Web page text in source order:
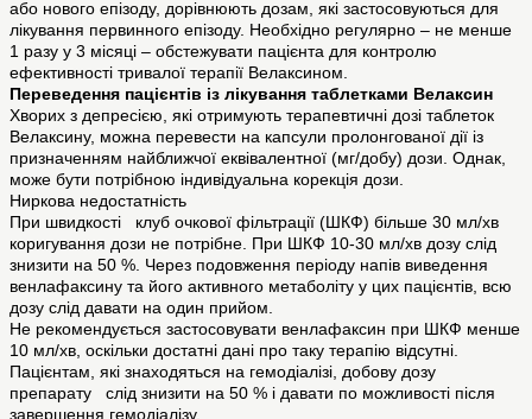
або нового епізоду, дорівнюють дозам, які застосовуються для
лікування первинного епізоду. Необхідно регулярно – не менше
1 разу у 3 місяці – обстежувати пацієнта для контролю
ефективності тривалої терапії Велаксином.
Переведення пацієнтів із лікування таблетками Велаксин
Хворих з депресією, які отримують терапевтичні дозі таблеток
Велаксину, можна перевести на капсули пролонгованої дії із
призначенням найближчої еквівалентної (мг/добу) дози. Однак,
може бути потрібною індивідуальна корекція дози.
Ниркова недостатність
При швидкості клуб очкової фільтрації (ШКФ) більше 30 мл/хв
коригування дози не потрібне. При ШКФ 10-30 мл/хв дозу слід
знизити на 50 %. Через подовження періоду напів виведення
венлафаксину та його активного метаболіту у цих пацієнтів, всю
дозу слід давати на один прийом.
Не рекомендується застосовувати венлафаксин при ШКФ менше
10 мл/хв, оскільки достатні дані про таку терапію відсутні.
Пацієнтам, які знаходяться на гемодіалізі, добову дозу
препарату слід знизити на 50 % і давати по можливості після
завершення гемодіалізу.